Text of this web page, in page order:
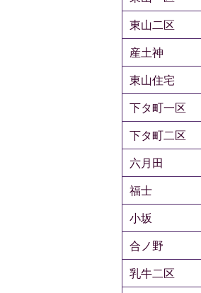
東山二区
産土神
東山住宅
下タ町一区
下タ町二区
六月田
福士
小坂
合ノ野
乳牛二区